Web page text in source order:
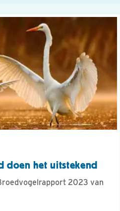
doen het uitstekend
2023 van